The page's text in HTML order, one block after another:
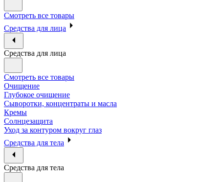
Смотреть все товары
Средства для лица
Средства для лица
Смотреть все товары
Очищение
Глубокое очищение
Сыворотки, концентраты и масла
Кремы
Солнцезащита
Уход за контуром вокруг глаз
Средства для тела
Средства для тела